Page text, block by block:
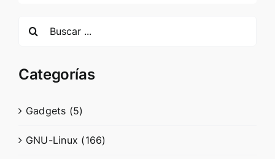
Categorías
Gadgets (5)
GNU-Linux (166)